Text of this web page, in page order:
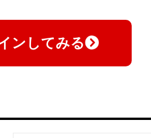
ンしてみる